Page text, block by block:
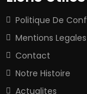
Politique De
Mentions Legales
Contact
Notre Histoire
Actualites